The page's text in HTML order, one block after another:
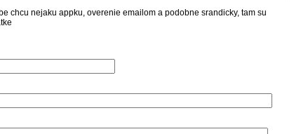
chcu nejaku appku, overenie emailom a podobne srandicky, tam su